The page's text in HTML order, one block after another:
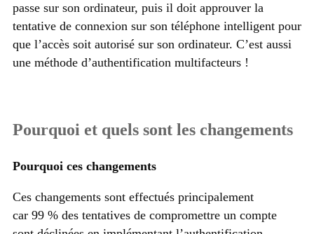
passe sur son ordinateur, puis il doit approuver la
tentative de connexion sur son téléphone intelligent pour
que l’accès soit autorisé sur son ordinateur. C’est aussi
une méthode d’authentification multifacteurs !
Pourquoi et quels sont les changements
Pourquoi ces changements
Ces changements sont effectués principalement
car 99 % des tentatives de compromettre un compte